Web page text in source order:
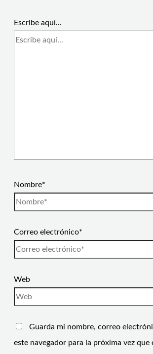
Escribe aquí...
Nombre*
Correo electrónico*
Web
Guarda mi nombre, correo
este navegador para la próxima vez que